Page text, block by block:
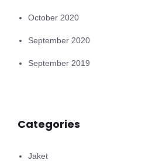
October 2020
September 2020
September 2019
Categories
Jaket